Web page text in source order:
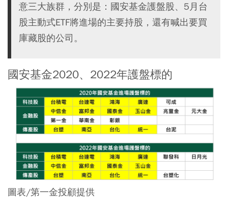
意三大族群，分別是：國安基金護盤股、5月台
股主動式ETF將進場的主要持股，還有喊出要買
庫藏股的公司。
國安基金2020、2022年護盤標的
圖表/第一金投顧提供